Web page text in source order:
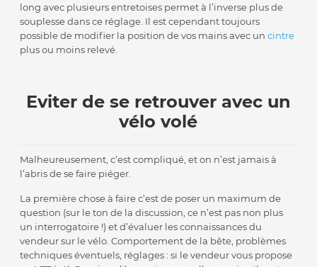
long avec plusieurs entretoises permet à l’inverse plus de
souplesse dans ce réglage. Il est cependant toujours
possible de modifier la position de vos mains avec uncintre
plus ou moins relevé.
Eviter de se retrouver avec un
vélo volé
Malheureusement, c’est compliqué, et on n’est jamais à
l’abris de se faire piéger.
La première chose à faire c’est de poser un maximum de
question (sur le ton de la discussion, ce n’est pas non plus
un interrogatoire !) et d’évaluer les connaissances du
vendeur sur le vélo. Comportement de la bête, problèmes
techniques éventuels, réglages : si le vendeur vous propose